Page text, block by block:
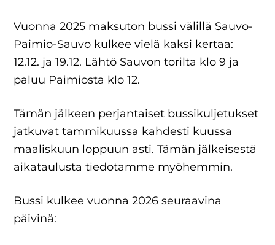
Vuonna 2025 maksuton bussi välillä Sauvo-
Paimio-Sauvo kulkee vielä kaksi kertaa:
12.12. ja 19.12. Lähtö Sauvon torilta klo 9 ja
paluu Paimiosta klo 12.
Tämän jälkeen perjantaiset bussikuljetukset
jatkuvat tammikuussa kahdesti kuussa
maaliskuun loppuun asti. Tämän jälkeisestä
aikataulusta tiedotamme myöhemmin.
Bussi kulkee vuonna 2026 seuraavina
päivinä: